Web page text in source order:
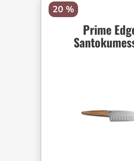
20 %
Prime